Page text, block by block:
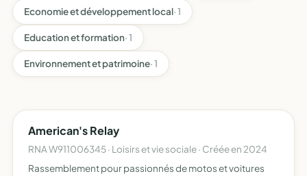
Economie et développement local· 1
Education et formation· 1
Environnement et patrimoine· 1
American's Relay
RNA W911006345 · Loisirs et vie sociale · Créée en 2024
Rassemblement pour passionnés de motos et voitures